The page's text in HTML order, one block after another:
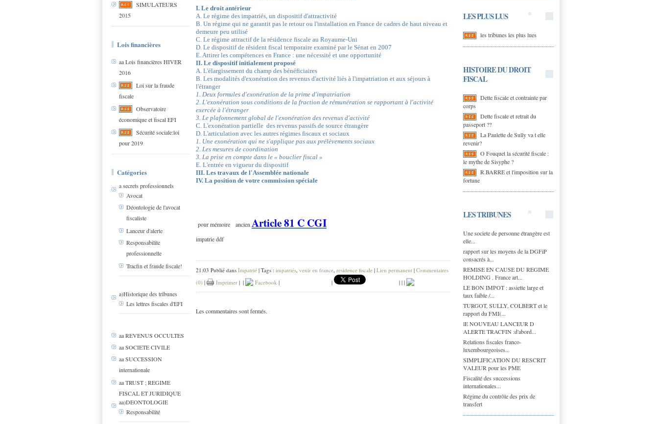
SIMULATEURS
2015
Lois financières
aa Lois financières HIVER
2016
Loi sur la fraude
fiscale
Observatoire
économique et fiscal EFI
Sécurité sociale:loi
pour 2019
Catégories
a secrets professionnels
Avocat
Déontologie de l'avocat
fiscaliste
Lanceur d'alerte
Responsabilite
professionnelle
Tracfin et fraude fiscale!
a)Historique des tribunes
Les lettres fiscales d'EFI
aa REVENUS OCCULTES
aa SOCIETE CIVILE
aa SUCCESSION
internationale
aa TRUST ; REGIME
FISCAL ET JURIDIQUE
aa)DEONTOLOGIE
Responsabilité
LES PLUS LUS
les tribunes les plus lues
HISTOIRE DU DROIT
FISCAL
Dette fiscale et contrainte par
corps
Dette fiscale et retrait du
passeport ??
La Paulette de Sully va t elle
revenir?
O Fouquet la sécurité fiscale :
le mythe de Sisyphe ?
R.BARRE et l'imposition sur la
fortune
LES TRIBUNES
Une societe de personne étrangère est
elle...
rapport sur les moyens de la DGFiP
consacrés à...
REMISE EN CAUSE DU REGIME
HOLDING . France art...
LE BON IMPOT : assiette large et
taux faible /...
TURGOT, SULLY, COLBERT et le
rapport du FMI(...
lE NOUVEAU LANCEUR D
ALERTE TRACFIN :d'abord...
Relations fiscales franco-
luxembourgeoises...
SIMPLIFICATION DU RESCRIT
VALEUR pour les PME
Fiscalité des successions
internationales...
Régime du contrôle des prix de
transfert
I. Le droit antérieur
A. Le régime des impatriés, un dispositif d'attractivité
B. Un régime qui ne garantit pas le retour ou l'installation en France de cadres de haut niveau et
demeure peu utilisé
C. Le régime attractif de la résidence fiscale au Royaume-Uni
D. Le dispositif de résident fiscal temporaire examiné par le Sénat en 2007
E. Attirer les compétences en France : une nécessité et une opportunité
II. Le dispositif initialement proposé
A. L'élargissement du champ des bénéficiaires
B. Les modalités d'exonération des revenus d'activité liés à l'impatriation et aux séjours à
l'étranger
1. Deux formules d'exonération de la prime d'impatriation
2. L'exonération sous conditions de la fraction de rémunération se rapportant à l'activité
exercée à l'étranger
3. Le plafonnement global de l'exonération des revenus d'activité
C. L'exonération partielle des revenus passifs de source étrangère
D. L'articulation avec les autres régimes fiscaux et sociaux
1. Une exonération qui ne s'applique pas aux prélèvements sociaux
2. Les mesures de coordination
3. La prise en compte dans le « bouclier fiscal »
E. L'entrée en vigueur du dispositif
III. Les travaux de l'Assemblée nationale
IV. La position de votre commission spéciale
pour mémoire ancien Article 81 C CGI
impatrie ddf
21:03 Publié dans Impatrié | Tags : impatriés venir en france residence fiscale | Lien permanent | Commentaires
(0) | Imprimer | | Facebook | | | | |
Les commentaires sont fermés.